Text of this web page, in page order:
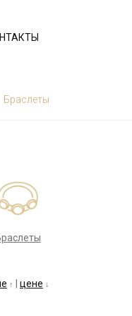
Браслеты
↑ цене ↓